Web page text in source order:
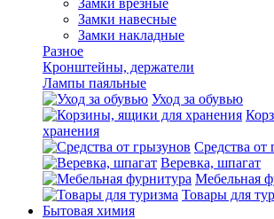
Замки врезные
Замки навесные
Замки накладные
Разное
Кронштейны, держатели
Лампы паяльные
Уход за обувью
хранения
Средства от
Веревка, шпагат
Мебельная
Товары для
Бытовая химия